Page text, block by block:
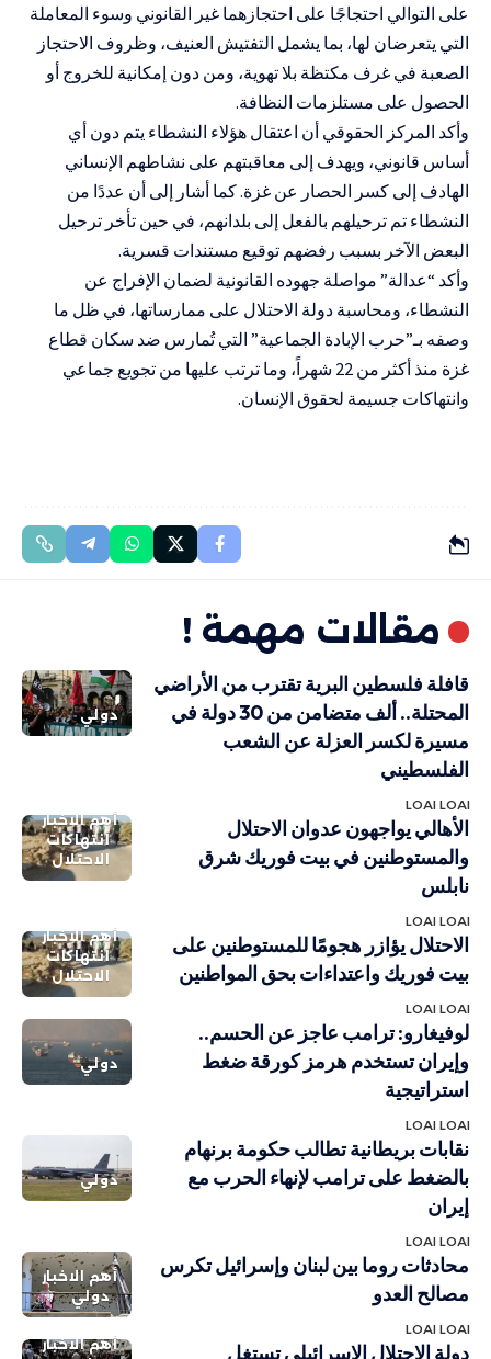
على التوالي احتجاجًا على احتجازهما غير القانوني وسوء المعاملة
التي يتعرضان لها، بما يشمل التفتيش العنيف، وظروف الاحتجاز
الصعبة في غرف مكتظة بلا تهوية، ومن دون إمكانية للخروج أو
الحصول على مستلزمات النظافة.
وأكد المركز الحقوقي أن اعتقال هؤلاء النشطاء يتم دون أي
أساس قانوني، ويهدف إلى معاقبتهم على نشاطهم الإنساني
الهادف إلى كسر الحصار عن غزة. كما أشار إلى أن عددًا من
النشطاء تم ترحيلهم بالفعل إلى بلدانهم، في حين تأخر ترحيل
البعض الآخر بسبب رفضهم توقيع مستندات قسرية.
وأكد “عدالة” مواصلة جهوده القانونية لضمان الإفراج عن
النشطاء، ومحاسبة دولة الاحتلال على ممارساتها، في ظل ما
وصفه بـ”حرب الإبادة الجماعية” التي تُمارس ضد سكان قطاع
غزة منذ أكثر من 22 شهراً، وما ترتب عليها من تجويع جماعي
وانتهاكات جسيمة لحقوق الإنسان.
مقالات مهمة !
دولي
قافلة فلسطين البرية تقترب من الأراضي
المحتلة.. ألف متضامن من 30 دولة في
مسيرة لكسر العزلة عن الشعب
الفلسطيني
LOAI LOAI
أهم الاخبار
انتهاكات
الاحتلال
الأهالي يواجهون عدوان الاحتلال
والمستوطنين في بيت فوريك شرق
نابلس
LOAI LOAI
أهم الاخبار
انتهاكات
الاحتلال
الاحتلال يؤازر هجومًا للمستوطنين على
بيت فوريك واعتداءات بحق المواطنين
LOAI LOAI
دولي
لوفيغارو: ترامب عاجز عن الحسم..
وإيران تستخدم هرمز كورقة ضغط
استراتيجية
LOAI LOAI
دولي
نقابات بريطانية تطالب حكومة برنهام
بالضغط على ترامب لإنهاء الحرب مع
إيران
LOAI LOAI
أهم الاخبار
دولي
محادثات روما بين لبنان وإسرائيل تكرس
مصالح العدو
LOAI LOAI
أهم الاخبار
دولة الاحتلال الإسرائيلي تستغل